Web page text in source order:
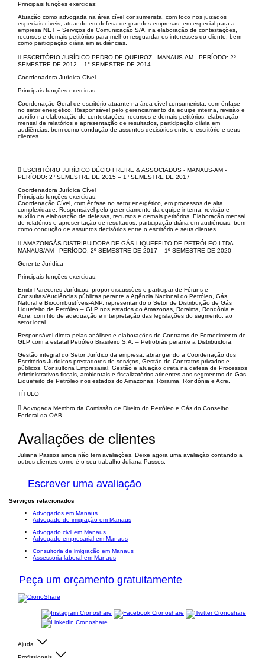
Principais funções exercidas:
Atuação como advogada na área cível consumerista, com foco nos juizados
especiais cíveis, atuando em defesa de grandes empresas, em especial para a
empresa NET – Serviços de Comunicação S/A, na elaboração de contestações,
recursos e demais petitórios para melhor resguardar os interesses do cliente, bem
como participação diária em audiências.
 ESCRITÓRIO JURÍDICO PEDRO DE QUEIROZ - MANAUS-AM - PERÍODO: 2º
SEMESTRE DE 2012 – 1° SEMESTRE DE 2014
Coordenadora Jurídica Cível
Principais funções exercidas:
Coordenação Geral de escritório atuante na área cível consumerista, com ênfase
no setor energético. Responsável pelo gerenciamento da equipe interna, revisão e
auxílio na elaboração de contestações, recursos e demais petitórios, elaboração
mensal de relatórios e apresentação de resultados, participação diária em
audiências, bem como condução de assuntos decisórios entre o escritório e seus
clientes.
 ESCRITÓRIO JURÍDICO DÉCIO FREIRE & ASSOCIADOS - MANAUS-AM -
PERÍODO: 2º SEMESTRE DE 2015 – 1º SEMESTRE DE 2017
Coordenadora Jurídica Cível
Principais funções exercidas:
Coordenação Cível, com ênfase no setor energético, em processos de alta
complexidade. Responsável pelo gerenciamento da equipe interna, revisão e
auxílio na elaboração de defesas, recursos e demais petitórios. Elaboração mensal
de relatórios e apresentação de resultados, participação diária em audiências, bem
como condução de assuntos decisórios entre o escritório e seus clientes.
 AMAZONGÁS DISTRIBUIDORA DE GÁS LIQUEFEITO DE PETRÓLEO LTDA –
MANAUS/AM - PERÍODO: 2º SEMESTRE DE 2017 – 1º SEMESTRE DE 2020
Gerente Jurídica
Principais funções exercidas:
Emitir Pareceres Jurídicos, propor discussões e participar de Fóruns e
Consultas/Audiências públicas perante a Agência Nacional do Petróleo, Gás
Natural e Biocombustíveis-ANP, representando o Setor de Distribuição de Gás
Liquefeito de Petróleo – GLP nos estados do Amazonas, Roraima, Rondônia e
Acre, com fito de adequação e interpretação das legislações do segmento, ao
setor local.
Responsável direta pelas análises e elaborações de Contratos de Fornecimento de
GLP com a estatal Petróleo Brasileiro S.A. – Petrobrás perante a Distribuidora.
Gestão integral do Setor Jurídico da empresa, abrangendo a Coordenação dos
Escritórios Jurídicos prestadores de serviços, Gestão de Contratos privados e
públicos, Consultoria Empresarial, Gestão e atuação direta na defesa de Processos
Administrativos fiscais, ambientais e fiscalizatórios atinentes aos segmentos de Gás
Liquefeito de Petróleo nos estados do Amazonas, Roraima, Rondônia e Acre.
TÍTULO
 Advogada Membro da Comissão de Direito do Petróleo e Gás do Conselho
Federal da OAB.
Avaliações de clientes
Juliana Passos ainda não tem avaliações. Deixe agora uma avaliação contando a
outros clientes como é o seu trabalho Juliana Passos.
Escrever uma avaliação
Serviços relacionados
Advogados em Manaus
Advogado de imigração em Manaus
Advogado civil em Manaus
Advogado empresarial em Manaus
Consultoria de imigração em Manaus
Assessoria laboral em Manaus
Peça um orçamento gratuitamente
Ajuda